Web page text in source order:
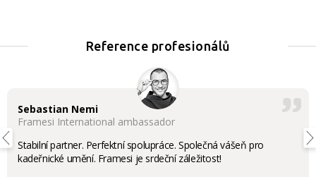
Reference profesionálů
Sebastian Nemi
Framesi International ambassador
Stabilní partner. Perfektní spolupráce. Společná vášeň pro
kadeřnické umění. Framesi je srdeční záležitost!